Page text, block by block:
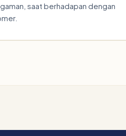
saat berhadapan dengan